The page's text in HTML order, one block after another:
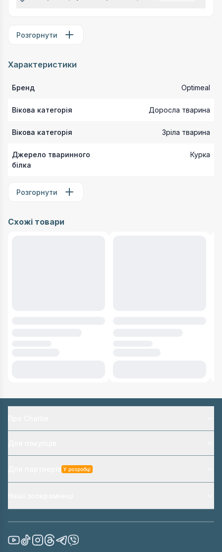
Розгорнути
Характеристики
Бренд Optimeal
Вікова категорія Доросла тварина
Вікова категорія Зріла тварина
Джерело тваринного
білка
Курка
Розгорнути
Схожі товари
У розробці